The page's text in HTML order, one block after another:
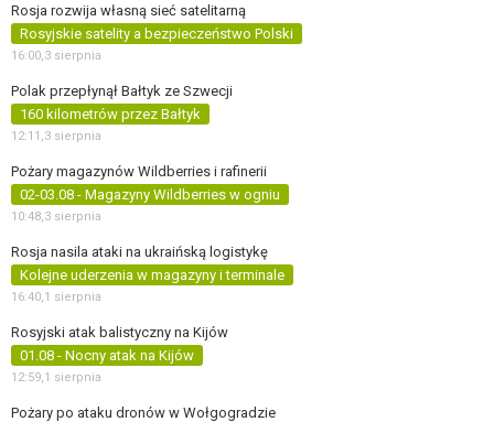
Rosja rozwija własną sieć satelitarną
Rosyjskie satelity a bezpieczeństwo Polski
16:00, 3 sierpnia
Polak przepłynął Bałtyk ze Szwecji
160 kilometrów przez Bałtyk
12:11, 3 sierpnia
Pożary magazynów Wildberries i rafinerii
02-03.08 - Magazyny Wildberries w ogniu
10:48, 3 sierpnia
Rosja nasila ataki na ukraińską logistykę
Kolejne uderzenia w magazyny i terminale
16:40, 1 sierpnia
Rosyjski atak balistyczny na Kijów
01.08 - Nocny atak na Kijów
12:59, 1 sierpnia
Pożary po ataku dronów w Wołgogradzie